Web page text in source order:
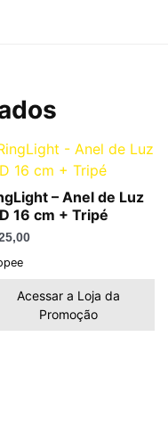
– Anel de Luz
16 cm + Tripé
Acessar a Loja da
Promoção